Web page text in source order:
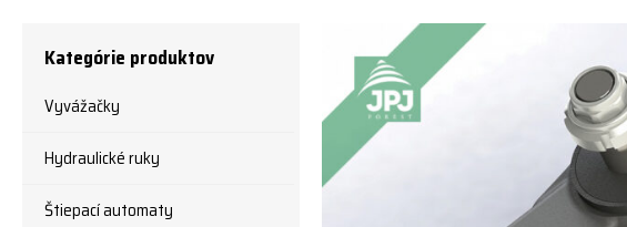
Kategórie produktov
Vyvážačky
Hydraulické ruky
Štiepací automaty